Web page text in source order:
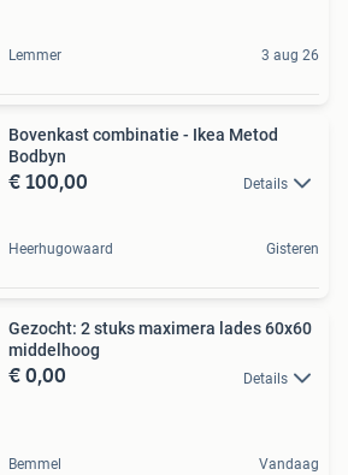
Lemmer 3 aug 26
Bovenkast combinatie - Ikea Metod
Bodbyn
€ 100,00 Details
Heerhugowaard Gisteren
Gezocht: 2 stuks maximera lades 60x60
middelhoog
€ 0,00 Details
Bemmel Vandaag